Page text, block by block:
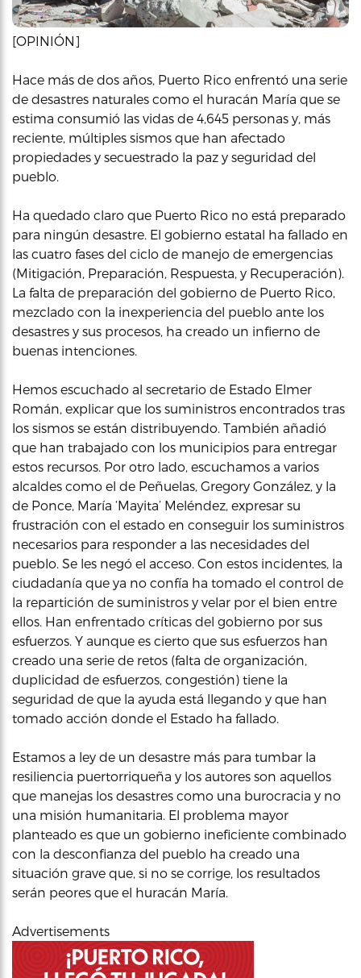
[OPINIÓN]
Hace más de dos años, Puerto Rico enfrentó una serie
de desastres naturales como el huracán María que se
estima consumió las vidas de 4,645 personas y, más
reciente, múltiples sismos que han afectado
propiedades y secuestrado la paz y seguridad del
pueblo.
Ha quedado claro que Puerto Rico no está preparado
para ningún desastre. El gobierno estatal ha fallado en
las cuatro fases del ciclo de manejo de emergencias
(Mitigación, Preparación, Respuesta, y Recuperación).
La falta de preparación del gobierno de Puerto Rico,
mezclado con la inexperiencia del pueblo ante los
desastres y sus procesos, ha creado un infierno de
buenas intenciones.
Hemos escuchado al secretario de Estado Elmer
Román, explicar que los suministros encontrados tras
los sismos se están distribuyendo. También añadió
que han trabajado con los municipios para entregar
estos recursos. Por otro lado, escuchamos a varios
alcaldes como el de Peñuelas, Gregory González, y la
de Ponce, María ‘Mayita’ Meléndez, expresar su
frustración con el estado en conseguir los suministros
necesarios para responder a las necesidades del
pueblo. Se les negó el acceso. Con estos incidentes, la
ciudadanía que ya no confía ha tomado el control de
la repartición de suministros y velar por el bien entre
ellos. Han enfrentado críticas del gobierno por sus
esfuerzos. Y aunque es cierto que sus esfuerzos han
creado una serie de retos (falta de organización,
duplicidad de esfuerzos, congestión) tiene la
seguridad de que la ayuda está llegando y que han
tomado acción donde el Estado ha fallado.
Estamos a ley de un desastre más para tumbar la
resiliencia puertorriqueña y los autores son aquellos
que manejas los desastres como una burocracia y no
una misión humanitaria. El problema mayor
planteado es que un gobierno ineficiente combinado
con la desconfianza del pueblo ha creado una
situación grave que, si no se corrige, los resultados
serán peores que el huracán María.
Advertisements